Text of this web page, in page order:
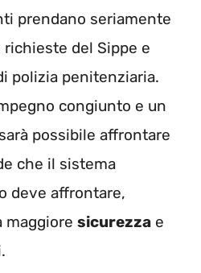
prendano seriamente
del Sippe e
polizia penitenziaria.
congiunto e un
possibile affrontare
che il sistema
deve affrontare,
maggiore sicurezza e